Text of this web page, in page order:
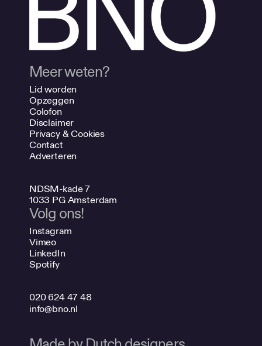
Meer weten?
Lid worden
Opzeggen
Colofon
Disclaimer
Privacy & Cookies
Contact
Adverteren
NDSM-kade 7
1033 PG Amsterdam
Volg ons!
Instagram
Vimeo
LinkedIn
Spotify
020 624 47 48
info@bno.nl